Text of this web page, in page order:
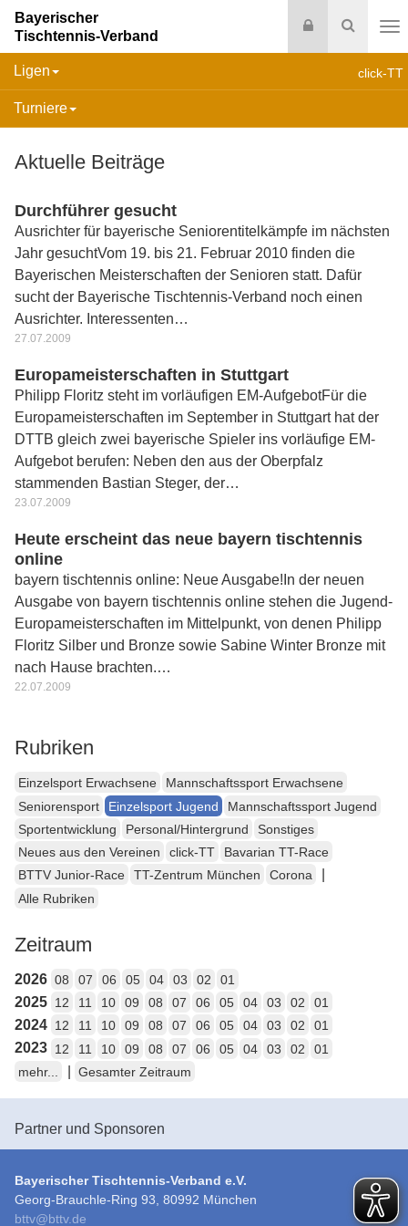
Suche
Login
Bayerischer
Tischtennis-Verband
click-TT
Ligen
Turniere
Aktuelle Beiträge
Durchführer gesucht
Ausrichter für bayerische Seniorentitelkämpfe im nächsten
Jahr gesuchtVom 19. bis 21. Februar 2010 finden die
Bayerischen Meisterschaften der Senioren statt. Dafür
sucht der Bayerische Tischtennis-Verband noch einen
Ausrichter. Interessenten…
27.07.2009
Europameisterschaften in Stuttgart
Philipp Floritz steht im vorläufigen EM-AufgebotFür die
Europameisterschaften im September in Stuttgart hat der
DTTB gleich zwei bayerische Spieler ins vorläufige EM-
Aufgebot berufen: Neben den aus der Oberpfalz
stammenden Bastian Steger, der…
23.07.2009
Heute erscheint das neue bayern tischtennis
online
bayern tischtennis online: Neue Ausgabe!In der neuen
Ausgabe von bayern tischtennis online stehen die Jugend-
Europameisterschaften im Mittelpunkt, von denen Philipp
Floritz Silber und Bronze sowie Sabine Winter Bronze mit
nach Hause brachten.…
22.07.2009
Rubriken
Einzelsport Erwachsene
Mannschaftssport Erwachsene
Seniorensport
Einzelsport Jugend
Mannschaftssport Jugend
Sportentwicklung
Personal/Hintergrund
Sonstiges
Neues aus den Vereinen
click-TT
Bavarian TT-Race
BTTV Junior-Race
TT-Zentrum München Corona
Alle Rubriken
Zeitraum
2026 08 07 06 05 04 03 02 01
2025 12 11 10 09 08 07 06 05 04 03 02 01
2024 12 11 10 09 08 07 06 05 04 03 02 01
2023 12 11 10 09 08 07 06 05 04 03 02
01
mehr...
Gesamter Zeitraum
Partner und Sponsoren
Bayerischer Tischtennis-Verband e.V.
Georg-Brauchle-Ring 93, 80992 München
bttv@bttv.de